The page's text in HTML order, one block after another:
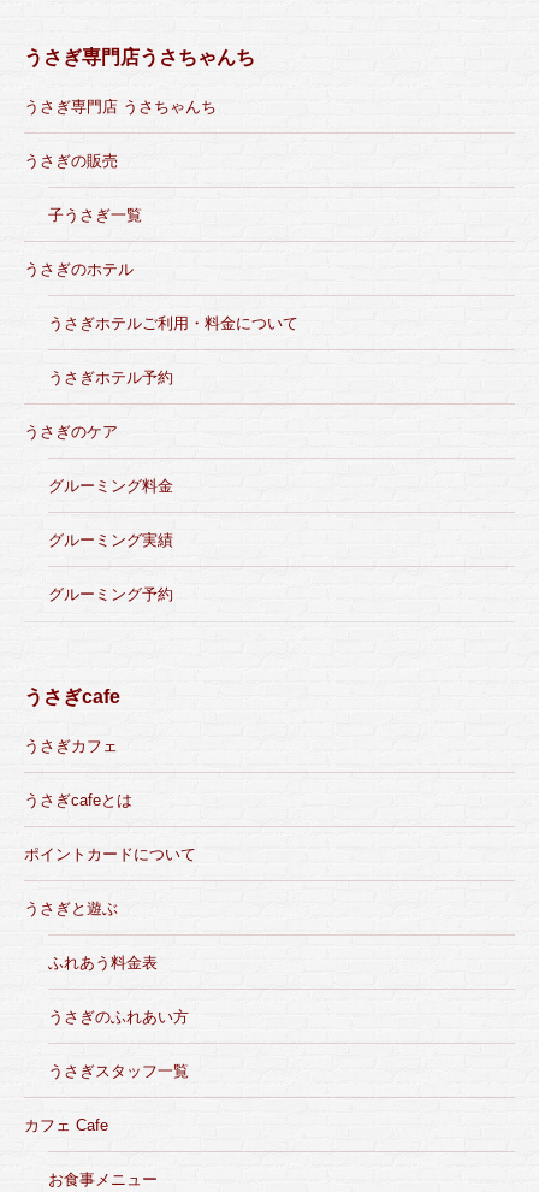
うさぎ専門店うさちゃんち
うさぎ専門店 うさちゃんち
うさぎの販売
子うさぎ一覧
うさぎのホテル
うさぎホテルご利用・料金について
うさぎホテル予約
うさぎのケア
グルーミング料金
グルーミング実績
グルーミング予約
うさぎcafe
うさぎカフェ
うさぎcafeとは
ポイントカードについて
うさぎと遊ぶ
ふれあう料金表
うさぎのふれあい方
うさぎスタッフ一覧
カフェ Cafe
お食事メニュー